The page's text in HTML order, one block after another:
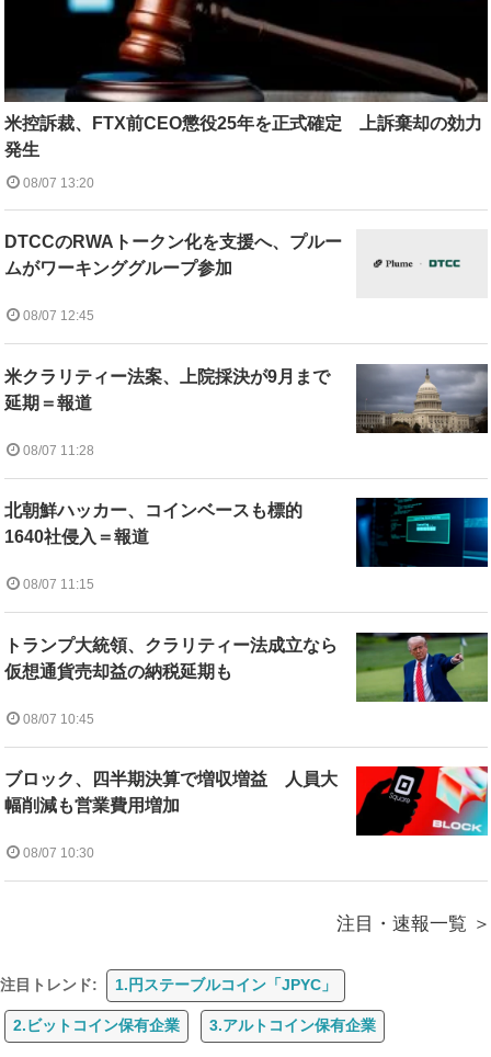
米控訴裁、FTX前CEO懲役25年を正式確定 上訴棄却の効力
発生
08/07 13:20
DTCCのRWAトークン化を支援へ、プルー
ムがワーキンググループ参加
08/07 12:45
米クラリティー法案、上院採決が9月まで
延期＝報道
08/07 11:28
北朝鮮ハッカー、コインベースも標的
1640社侵入＝報道
08/07 11:15
トランプ大統領、クラリティー法成立なら
仮想通貨売却益の納税延期も
08/07 10:45
ブロック、四半期決算で増収増益 人員大
幅削減も営業費用増加
08/07 10:30
注目・速報一覧
注目トレンド: 1.円ステーブルコイン「JPYC」
2.ビットコイン保有企業 3.アルトコイン保有企業